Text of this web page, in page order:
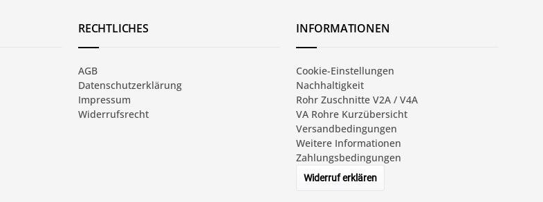
RECHTLICHES
AGB
Datenschutzerklärung
Impressum
Widerrufsrecht
INFORMATIONEN
Cookie-Einstellungen
Nachhaltigkeit
Rohr Zuschnitte V2A / V4A
VA Rohre Kurzübersicht
Versandbedingungen
Weitere Informationen
Zahlungsbedingungen
Widerruf erklären